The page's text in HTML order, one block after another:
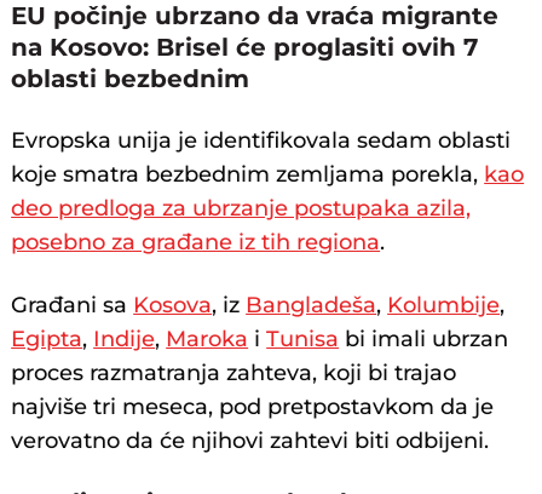
EU počinje ubrzano da vraća migrante
na Kosovo: Brisel će proglasiti ovih 7
oblasti bezbednim
Evropska unija je identifikovala sedam oblasti
koje smatra bezbednim zemljama porekla, kao
deo predloga za ubrzanje postupaka azila,
posebno za građane iz tih regiona.
Građani sa Kosova, iz Bangladeša, Kolumbije,
Egipta, Indije, Maroka iTunisa bi imali ubrzan
proces razmatranja zahteva, koji bi trajao
najviše tri meseca, pod pretpostavkom da je
verovatno da će njihovi zahtevi biti odbijeni.